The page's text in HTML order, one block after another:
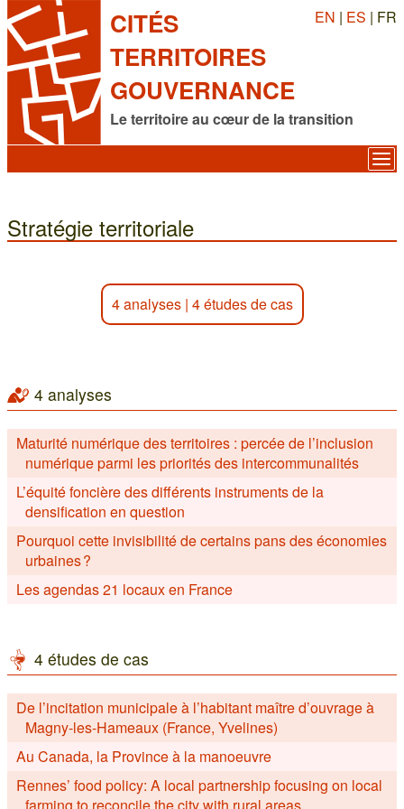
CITÉS
TERRITOIRES
GOUVERNANCE
Le territoire au cœur de la transition
EN | ES | FR
Stratégie territoriale
4 analyses| 4 études de cas
4 analyses
Maturité numérique des territoires : percée de l’inclusion
numérique parmi les priorités des intercommunalités
L’équité foncière des différents instruments de la
densification en question
Pourquoi cette invisibilité de certains pans des économies
urbaines ?
Les agendas 21 locaux en France
4 études de cas
De l’incitation municipale à l’habitant maître d’ouvrage à
Magny-les-Hameaux (France, Yvelines)
Au Canada, la Province à la manoeuvre
Rennes’ food policy: A local partnership focusing on local